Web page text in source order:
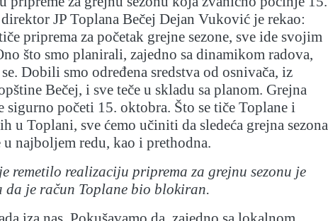
JP Toplana Bečej Dejan Vuković je rekao:
priprema za početak grejne sezone, sve ide svojim
što smo planirali, zajedno sa dinamikom radova,
Dobili smo određena sredstva od osnivača, iz
Bečej, i sve teče u skladu sa planom. Grejna
sigurno početi 15. oktobra. Što se tiče Toplane i
u Toplani, sve ćemo učiniti da sledeća grejna sezona
u najboljem redu, kao i prethodna.
remetilo realizaciju priprema za grejnu sezonu je
da je račun Toplane bio blokiran.